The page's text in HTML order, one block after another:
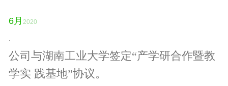
6月2020
·
公司与湖南工业大学签定“产学研合作暨教
学实 践基地”协议。